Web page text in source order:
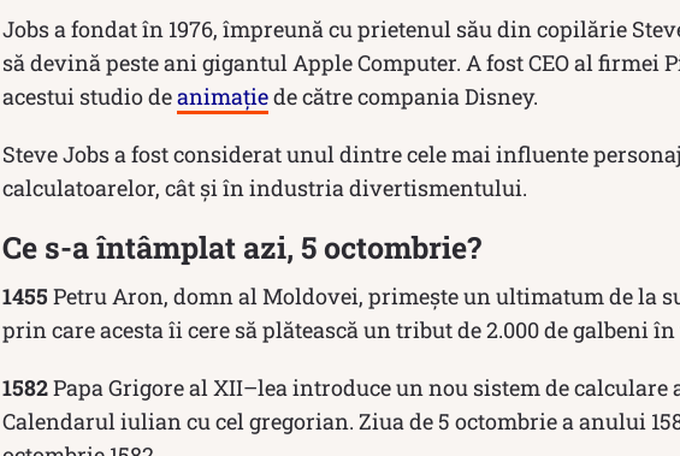
Jobs a fondat în 1976, împreună cu prietenul său din copilărie
să devină peste ani gigantul Apple Computer. A fost CEO al firmei
acestui studio deanimațiede către compania Disney.
Steve Jobs a fost considerat unul dintre cele mai influente
calculatoarelor, cât și în industria divertismentului.
Ce s-a întâmplat azi, 5 octombrie?
1455 Petru Aron, domn al Moldovei, primește un ultimatum de la
prin care acesta îi cere să plătească un tribut de 2.000 de galbeni
1582Papa Grigore al XII–lea introduce un nou sistem de
Calendarul iulian cu cel gregorian. Ziua de 5 octombrie a anului